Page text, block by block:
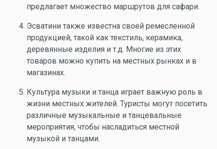
предлагает множество маршрутов для сафари.
Эсватини также известна своей ремесленной
продукцией, такой как текстиль, керамика,
деревянные изделия и т.д. Многие из этих
товаров можно купить на местных рынках и в
магазинах.
Культура музыки и танца играет важную роль в
жизни местных жителей. Туристы могут посетить
различные музыкальные и танцевальные
мероприятия, чтобы насладиться местной
музыкой и танцами.